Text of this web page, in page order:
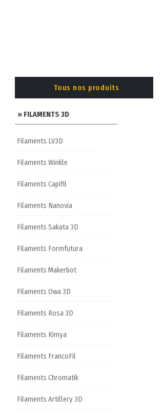
Tous nos produits
» FILAMENTS 3D
Filaments LV3D
Filaments Winkle
Filaments Capifil
Filaments Nanovia
Filaments Sakata 3D
Filaments Formfutura
Filaments Makerbot
Filaments Owa 3D
Filaments Rosa 3D
Filaments Kimya
Filaments FrancoFil
Filaments Chromatik
Filaments Artillery 3D